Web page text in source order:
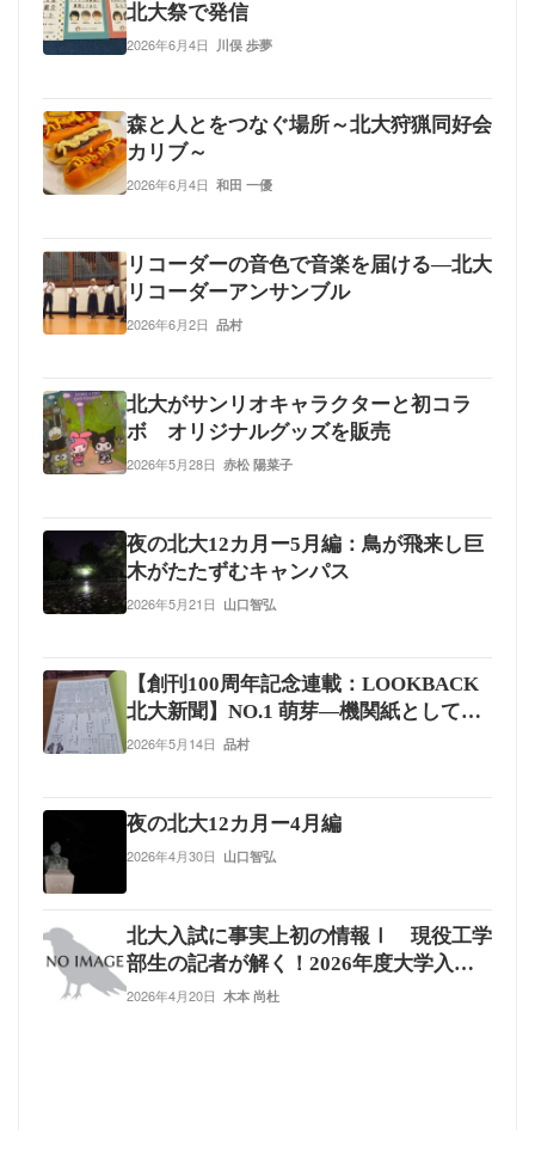
川俣 歩夢
2026年6月4日
北大祭で発信
和田 一優
2026年6月4日
森と人とをつなぐ場所～北大狩猟同好会
カリブ～
品村
2026年6月2日
リコーダーの音色で音楽を届ける—北大
リコーダーアンサンブル
赤松 陽菜子
2026年5月28日
北大がサンリオキャラクターと初コラ
ボ オリジナルグッズを販売
山口智弘
2026年5月21日
夜の北大12カ月ー5月編：鳥が飛来し巨
木がたたずむキャンパス
品村
2026年5月14日
【創刊100周年記念連載：LOOKBACK
北大新聞】NO.1 萌芽―機関紙としての
役割と、寄稿に見る若者の息吹―
山口智弘
2026年4月30日
夜の北大12カ月ー4月編
木本 尚杜
2026年4月20日
北大入試に事実上初の情報Ⅰ 現役工学
部生の記者が解く！2026年度大学入学
共通テスト